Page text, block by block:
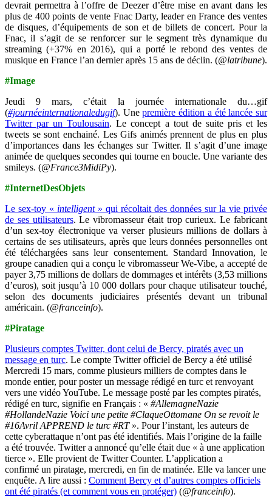
devrait permettra à l’offre de Deezer d’être mise en avant dans les
plus de 400 points de vente Fnac Darty, leader en France des ventes
de disques, d’équipements de son et de billets de concert. Pour la
Fnac, il s’agit de se renforcer sur le segment très dynamique du
streaming (+37% en 2016), qui a porté le rebond des ventes de
musique en France l’an dernier après 15 ans de déclin. (@latribune).
#Image
Jeudi 9 mars, c’était la journée internationale du…gif
(#journéeinternationaledugif). Unepremière édition a été lancée sur
Twitter par un Toulousain. Le concept a tout de suite pris et les
tweets se sont enchainé. Les Gifs animés prennent de plus en plus
d’importances dans les échanges sur Twitter. Il s’agit d’une image
animée de quelques secondes qui tourne en boucle. Une variante des
smileys. (@France3MidiPy).
#InternetDesObjets
Le sex-toy « intelligent» qui récoltait des données sur la vie privée
de ses utilisateurs. Le vibromasseur était trop curieux. Le fabricant
d’un sex-toy électronique va verser plusieurs millions de dollars à
certains de ses utilisateurs, après que leurs données personnelles ont
été téléchargées sans leur consentement. Standard Innovation, le
groupe canadien qui a conçu le vibromasseur We-Vibe, a accepté de
payer 3,75 millions de dollars de dommages et intérêts (3,53 millions
d’euros), soit jusqu’à 10 000 dollars pour chaque utilisateur touché,
selon des documents judiciaires présentés devant un tribunal
américain. (@franceinfo).
#Piratage
Plusieurs comptes Twitter, dont celui de Bercy, piratés avec un
message en turc. Le compte Twitter officiel de Bercy a été utilisé
Mercredi 15 mars, comme plusieurs milliers de comptes dans le
monde entier, pour poster un message rédigé en turc et renvoyant
vers une vidéo YouTube. Le message posté par les comptes piratés,
rédigé en turc, signifie en Français : « #AllemagneNazie
#HollandeNazie Voici une petite #ClaqueOttomane On se revoit le
#16Avril APPREND le turc #RT». Pour l’instant, les auteurs de
cette cyberattaque n’ont pas été identifiés. Mais l’origine de la faille
a été trouvée. Twitter a annoncé qu’elle était due « à une application
tierce ». Elle provient de Twitter Counter. L’application a
confirmé un piratage, mercredi, en fin de matinée. Elle va lancer une
enquête. A lire aussi : Comment Bercy et d’autres comptes officiels
ont été piratés (et comment vous en protéger) (@franceinfo).